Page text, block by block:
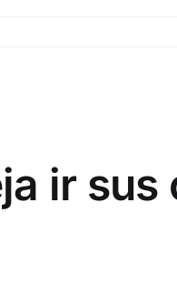
ir sus